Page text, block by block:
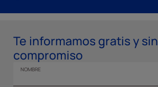
Te informamos gratis y sin
compromiso
NOMBRE